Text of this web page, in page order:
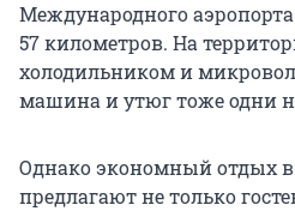
Международного
57 километров. На
холодильником и
машина и утюг тоже одни
Однако экономный отдых в
предлагают не только